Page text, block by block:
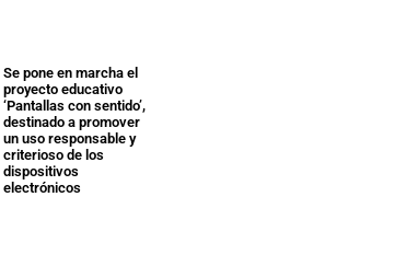
Se pone en marcha el
proyecto educativo
‘Pantallas con sentido’,
destinado a promover
un uso responsable y
criterioso de los
dispositivos
electrónicos